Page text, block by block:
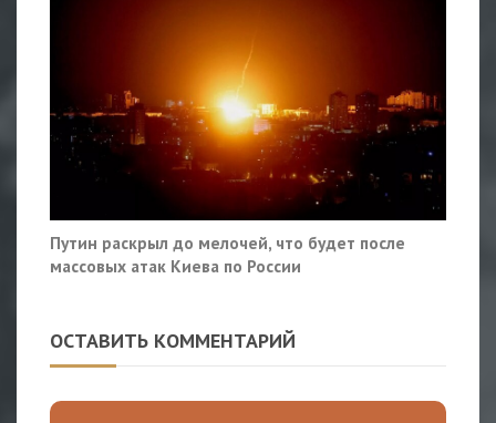
Путин раскрыл до мелочей, что будет после
массовых атак Киева по России
ОСТАВИТЬ КОММЕНТАРИЙ